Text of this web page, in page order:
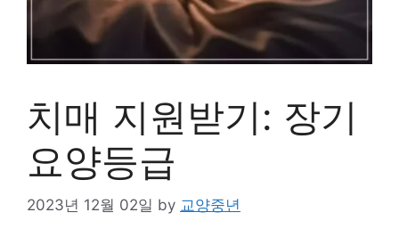
치매 지원받기: 장기
요양등급
2023년 12월 02일 by 교양중년